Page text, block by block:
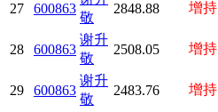
27 600863
敬
2848.88 增持
28 600863
谢升
敬
2508.05 增持
29 600863
谢升
敬
2483.76 增持